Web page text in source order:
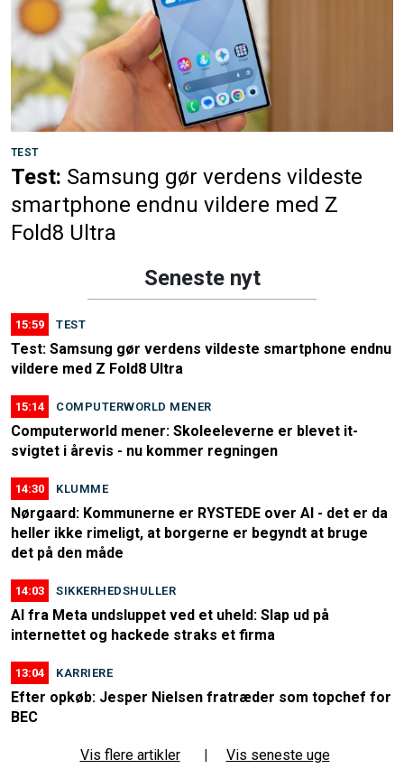
TEST
Test: Samsung gør verdens vildeste
smartphone endnu vildere med Z
Fold8 Ultra
Seneste nyt
15:59 TEST
Test: Samsung gør verdens vildeste smartphone endnu
vildere med Z Fold8 Ultra
15:14 COMPUTERWORLD MENER
Computerworld mener: Skoleeleverne er blevet it-
svigtet i årevis - nu kommer regningen
14:30 KLUMME
Nørgaard: Kommunerne er RYSTEDE over AI - det er da
heller ikke rimeligt, at borgerne er begyndt at bruge
det på den måde
14:03 SIKKERHEDSHULLER
AI fra Meta undsluppet ved et uheld: Slap ud på
internettet og hackede straks et firma
13:04 KARRIERE
Efter opkøb: Jesper Nielsen fratræder som topchef for
BEC
Vis flere artikler | Vis seneste uge